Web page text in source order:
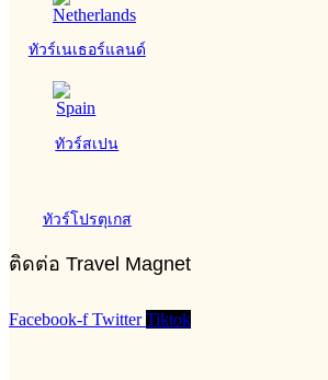
ทัวร์เนเธอร์แลนด์
ทัวร์สเปน
ทัวร์โปรตุเกส
ติดต่อ Travel Magnet
Facebook-f Twitter Tiktok